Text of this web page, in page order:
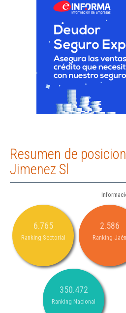
Resumen de
Jimenez Sl
6.765
Ranking Sectorial
2.586
Ranking Jaén
350.472
Ranking Nacional